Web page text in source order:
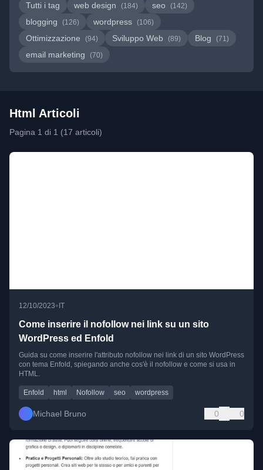
Tutti i tag
web design (184) seo (142)
blogging (126) wordpress (106)
Ottimizzazione (94) Sviluppo Web (89) Blog (71)
email marketing (70)
Html Articoli
Pagina 1 di 1 (17 articoli)
12/10/2023• IT
Come inserire il nofollow nei link su un sito
WordPress ed Enfold
Guida su come inserire l'attributo nofollow nei link di un sito WordPress
con tema Enfold, spiegando anche cos'è il nofollow e come si usa in
HTML.
Enfold html Nofollow seo wordpress
Michael Bruno 0 0